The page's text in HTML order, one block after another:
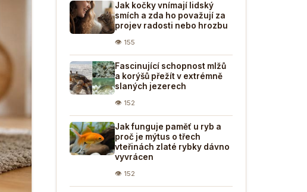
Jak kočky vnímají lidský
smích a zda ho považují za
projev radosti nebo hrozbu
👁 155
Fascinující schopnost mlžů
a korýšů přežít v extrémně
slaných jezerech
👁 152
Jak funguje paměť u ryb a
proč je mýtus o třech
vteřinách zlaté rybky dávno
vyvrácen
👁 152